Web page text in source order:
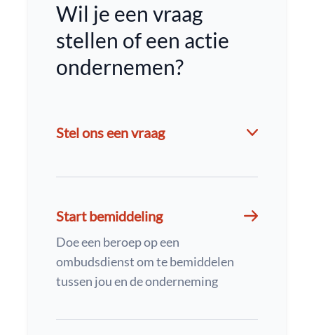
Wil je een vraag
stellen of een actie
ondernemen?
Stel ons een vraag
Start bemiddeling
Doe een beroep op een
ombudsdienst om te bemiddelen
tussen jou en de onderneming